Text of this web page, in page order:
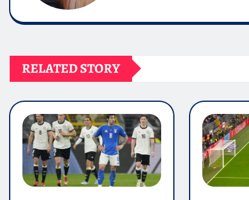
RELATED STORY